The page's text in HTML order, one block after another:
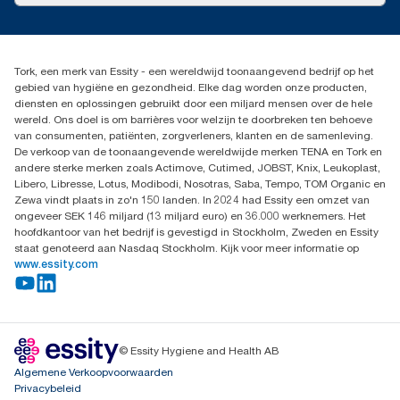
Productklacht
Dispenserklacht
030 - 698 46 66
Essity Netherlands B.V.
Arnhemse Bovenweg 120
3708 AH ZEIST
Nederland
Tork, een merk van Essity - een wereldwijd toonaangevend bedrijf op het
gebied van hygiëne en gezondheid. Elke dag worden onze producten,
diensten en oplossingen gebruikt door een miljard mensen over de hele
wereld. Ons doel is om barrières voor welzijn te doorbreken ten behoeve
van consumenten, patiënten, zorgverleners, klanten en de samenleving.
De verkoop van de toonaangevende wereldwijde merken TENA en Tork en
andere sterke merken zoals Actimove, Cutimed, JOBST, Knix, Leukoplast,
Libero, Libresse, Lotus, Modibodi, Nosotras, Saba, Tempo, TOM Organic en
Zewa vindt plaats in zo'n 150 landen. In 2024 had Essity een omzet van
ongeveer SEK 146 miljard (13 miljard euro) en 36.000 werknemers. Het
hoofdkantoor van het bedrijf is gevestigd in Stockholm, Zweden en Essity
staat genoteerd aan Nasdaq Stockholm. Kijk voor meer informatie op
www.essity.com
© Essity Hygiene and Health AB
Algemene Verkoopvoorwaarden
Privacybeleid